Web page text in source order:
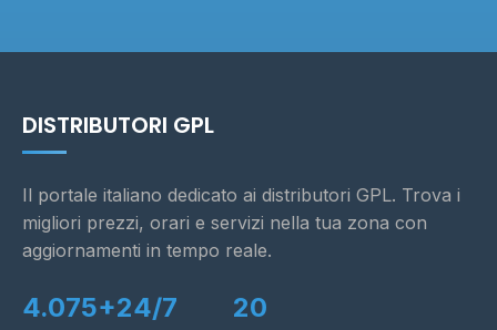
DISTRIBUTORI GPL
Il portale italiano dedicato ai distributori GPL. Trova i
migliori prezzi, orari e servizi nella tua zona con
aggiornamenti in tempo reale.
4.075+24/7 20